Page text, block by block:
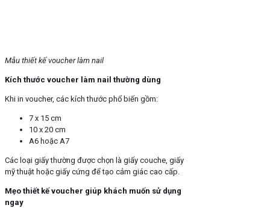
Mẫu thiết kế voucher làm nail
Kích thước voucher làm nail thường dùng
Khi in voucher, các kích thước phổ biến gồm:
7 x 15 cm
10 x 20 cm
A6 hoặc A7
Các loại giấy thường được chọn là giấy couche, giấy
mỹ thuật hoặc giấy cứng để tạo cảm giác cao cấp.
Mẹo thiết kế voucher giúp khách muốn sử dụng
ngay